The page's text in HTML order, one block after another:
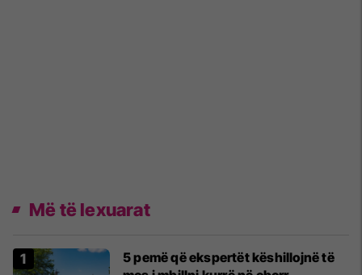
Më të lexuarat
5 pemë që ekspertët këshillojnë të